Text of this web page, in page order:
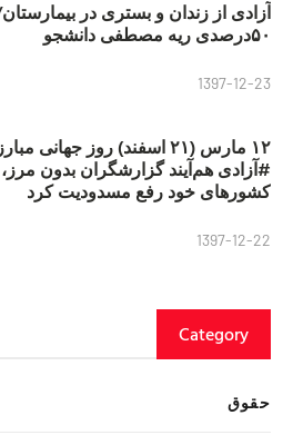
آزادی از زندان و بستری در
۵۰درصدی ریه مصطفی دانشجو
1397-12-23
۱۲ مارس (۲۱ اسفند) روز
کشورهای خود رفع مسدودیت کرد
1397-12-22
Category
حقوق